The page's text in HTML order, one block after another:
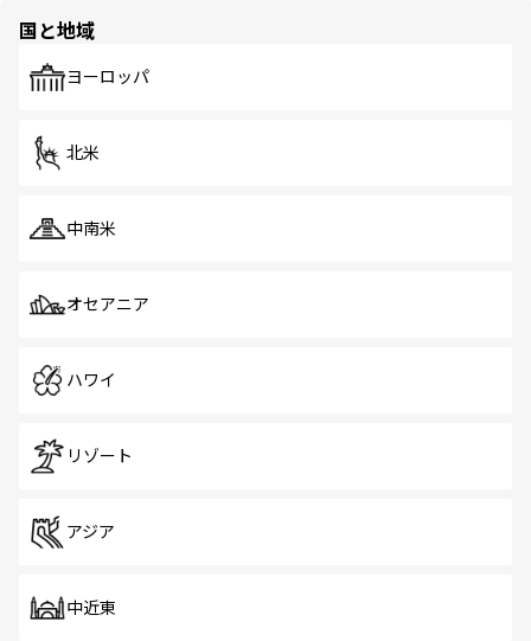
で、ホーカーズは地元の風情を楽しめる外せないスポット
国と地域
ヨーロッパ
北米
中南米
オセアニア
ハワイ
リゾート
アジア
中近東